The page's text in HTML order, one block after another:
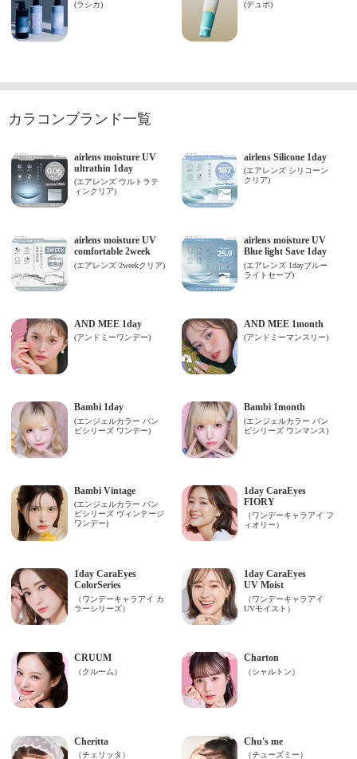
カラコンブランド一覧